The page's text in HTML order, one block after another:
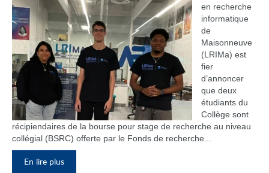
en recherche
informatique
de
Maisonneuve
(LRIMa) est
fier
d’annoncer
que deux
étudiants du
Collège sont
récipiendaires de la bourse pour stage de recherche au niveau
collégial (BSRC) offerte par le Fonds de recherche...
En lire plus